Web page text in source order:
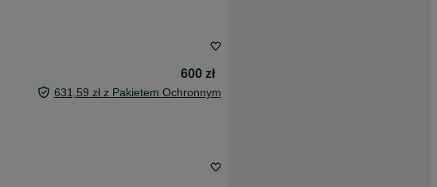
600 zł
631,59 zł z Pakietem Ochronnym